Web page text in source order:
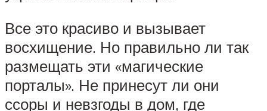
Все это красиво и вызывает
восхищение. Но правильно ли так
размещать эти «магические
порталы». Не принесут ли они
ссоры и невзгоды в дом, где